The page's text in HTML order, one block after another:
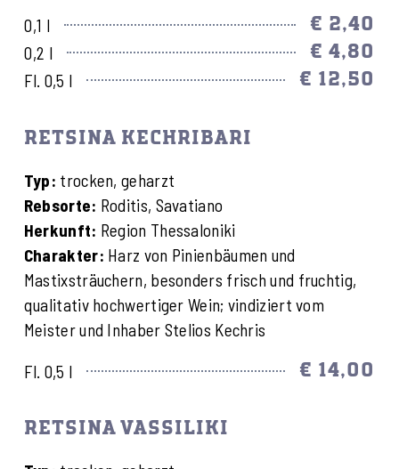
0,1 l
€ 2,40
0,2 l
€ 4,80
Fl. 0,5 l
€ 12,50
RETSINA KECHRIBARI
Typ: trocken, geharzt
Rebsorte: Roditis, Savatiano
Herkunft: Region Thessaloniki
Charakter: Harz von Pinienbäumen und
Mastixsträuchern, besonders frisch und fruchtig,
qualitativ hochwertiger Wein; vindiziert vom
Meister und Inhaber Stelios Kechris
Fl. 0,5 l € 14,00
RETSINA VASSILIKI